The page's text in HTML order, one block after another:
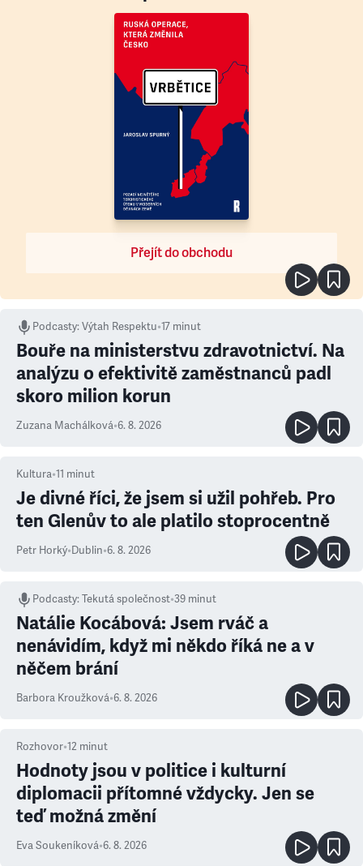
Přejít do obchodu
Podcasty:Výtah Respektu•17 minut
Bouře na ministerstvu zdravotnictví. Na
analýzu o efektivitě zaměstnanců padl
skoro milion korun
Zuzana Machálková•6. 8. 2026
Kultura•11 minut
Je divné říci, že jsem si užil pohřeb. Pro
ten Glenův to ale platilo stoprocentně
Petr Horký•Dublin•6. 8. 2026
Podcasty:Tekutá společnost•39 minut
Natálie Kocábová: Jsem rváč a
nenávidím, když mi někdo říká ne a v
něčem brání
Barbora Kroužková•6. 8. 2026
Rozhovor•12 minut
Hodnoty jsou v politice i kulturní
diplomacii přítomné vždycky. Jen se
teď možná změní
Eva Soukeníková•6. 8. 2026